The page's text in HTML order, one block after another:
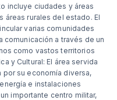
incluye ciudades y áreas
áreas rurales del estado. El
varias comunidades
a través de un
como vastos territorios
y Cultural: El área servida
su economía diversa,
e instalaciones
importante centro militar,